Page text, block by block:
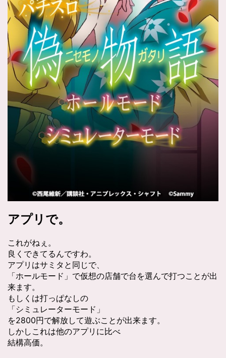
アプリで。
これがねぇ。
良くできてるんですわ。
アプリはサミタと同じで、
「ホールモード」で仮想の店舗で台を選んで打つことが出
来ます。
もしくは打っぱなしの
「シミュレーターモード」
を2800円で解放して遊ぶことが出来ます。
しかしこれは他のアプリに比べ
結構高価。